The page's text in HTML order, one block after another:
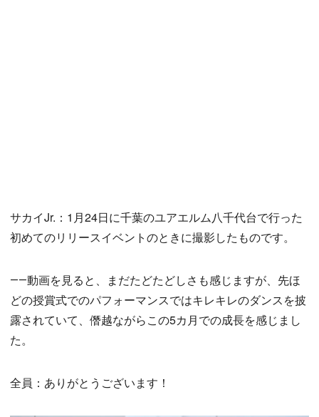
サカイJr.：1月24日に千葉のユアエルム八千代台で行った
初めてのリリースイベントのときに撮影したものです。
――動画を見ると、まだたどたどしさも感じますが、先ほ
どの授賞式でのパフォーマンスではキレキレのダンスを披
露されていて、僭越ながらこの5カ月での成長を感じまし
た。
全員：ありがとうございます！